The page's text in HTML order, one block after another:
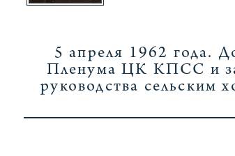
5 апреля 1962 года.
Пленума ЦК КПСС и
руководства